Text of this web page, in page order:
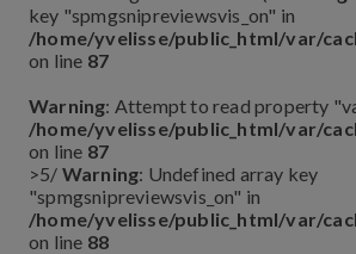
key "spmgsnipreviewsvis_on" in
/home/yvelisse/public_html/var/
on line 87
Warning: Attempt to read property
/home/yvelisse/public_html/var/
on line 87
>5/ Warning: Undefined array key
"spmgsnipreviewsvis_on" in
/home/yvelisse/public_html/var/
on line 88